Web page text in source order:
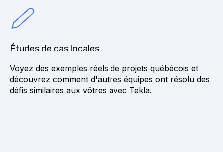
Études de cas locales
Voyez des exemples réels de projets québécois et
découvrez comment d'autres équipes ont résolu des
défis similaires aux vôtres avec Tekla.